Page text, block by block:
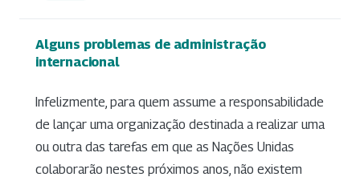
Alguns problemas de administração
internacional
Infelizmente, para quem assume a responsabilidade
de lançar uma organização destinada a realizar uma
ou outra das tarefas em que as Nações Unidas
colaborarão nestes próximos anos, não existem